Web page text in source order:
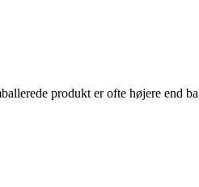
produkt er ofte højere end